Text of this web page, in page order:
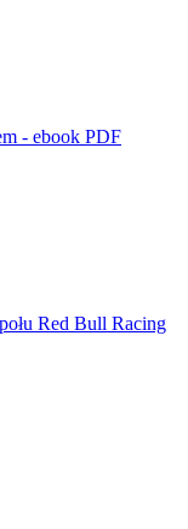
- ebook PDF
Red Bull Racing